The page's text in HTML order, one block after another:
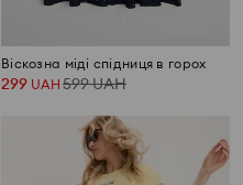
Віскозна міді спідниця в горох
299 UAH 599UAH